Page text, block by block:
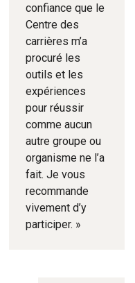
confiance que le
Centre des
carrières m’a
procuré les
outils et les
expériences
pour réussir
comme aucun
autre groupe ou
organisme ne l’a
fait. Je vous
recommande
vivement d’y
participer. »